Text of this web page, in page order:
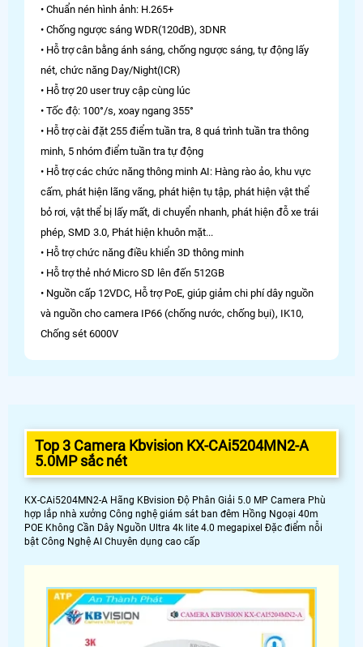
• Chuẩn nén hình ảnh: H.265+
• Chống ngược sáng WDR(120dB), 3DNR
• Hỗ trợ cân bằng ánh sáng, chống ngược sáng, tự động lấy
nét, chức năng Day/Night(ICR)
• Hỗ trợ 20 user truy cập cùng lúc
• Tốc độ: 100°/s, xoay ngang 355°
• Hỗ trợ cài đặt 255 điểm tuần tra, 8 quá trình tuần tra thông
minh, 5 nhóm điểm tuần tra tự động
• Hỗ trợ các chức năng thông minh AI: Hàng rào ảo, khu vực
cấm, phát hiện lãng vãng, phát hiện tụ tập, phát hiện vật thể
bỏ rơi, vật thể bị lấy mất, di chuyển nhanh, phát hiện đỗ xe trái
phép, SMD 3.0, Phát hiện khuôn mặt...
• Hỗ trợ chức năng điều khiển 3D thông minh
• Hỗ trợ thẻ nhớ Micro SD lên đến 512GB
• Nguồn cấp 12VDC, Hỗ trợ PoE, giúp giảm chi phí dây nguồn
và nguồn cho camera IP66 (chống nước, chống bụi), IK10,
Chống sét 6000V
Top 3 Camera Kbvision KX-CAi5204MN2-A
5.0MP sắc nét
KX-CAi5204MN2-A Hãng KBvision Độ Phân Giải 5.0 MP Camera Phù
hợp lắp nhà xưởng Công nghệ giám sát ban đêm Hồng Ngoại 40m
POE Không Cần Dây Nguồn Ultra 4k lite 4.0 megapixel Đặc điểm nỗi
bật Công Nghệ AI Chuyên dụng cao cấp